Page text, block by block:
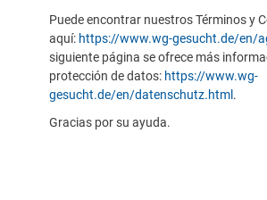
Puede encontrar nuestros Términos y
aquí: https://www.wg-gesucht.de/en/
siguiente página se ofrece más
protección de datos: https://www.wg-
gesucht.de/en/datenschutz.html .
Gracias por su ayuda.